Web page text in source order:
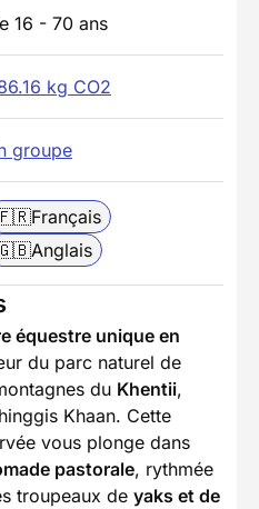
16 - 70 ans
kg CO2
groupe
Français
Anglais
équestre unique en
du parc naturel de
du Khentii,
Khaan. Cette
vous plonge dans
pastorale, rythmée
troupeaux de yaks et de